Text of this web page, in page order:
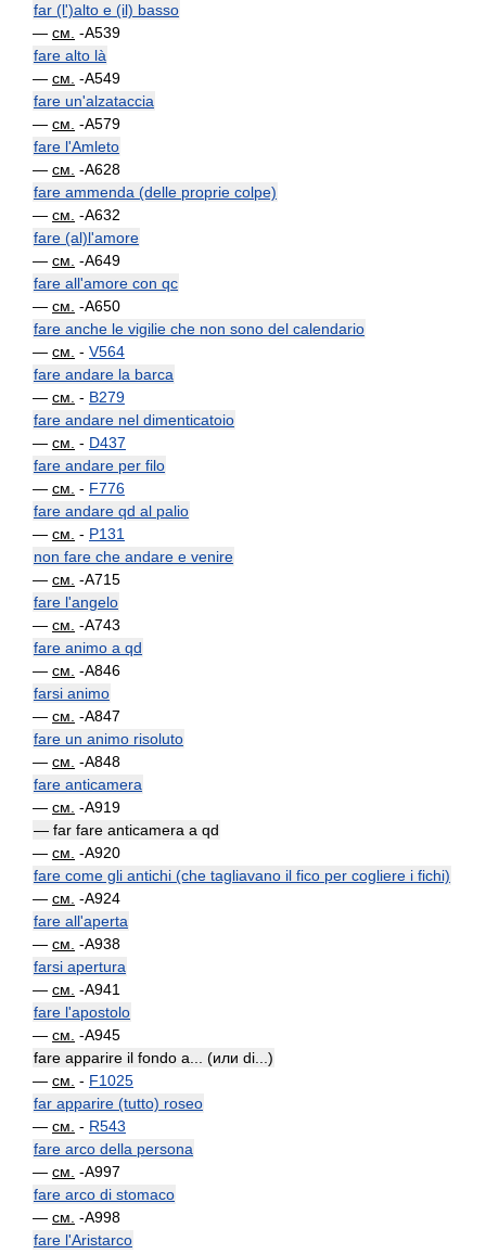
far (l')alto e (il) basso
— см. -A539
fare alto là
— см. -A549
fare un'alzataccia
— см. -A579
fare l'Amleto
— см. -A628
fare ammenda (delle proprie colpe)
— см. -A632
fare (al)l'amore
— см. -A649
fare all'amore con qc
— см. -A650
fare anche le vigilie che non sono del calendario
— см. - V564
fare andare la barca
— см. - B279
fare andare nel dimenticatoio
— см. - D437
fare andare per filo
— см. - F776
fare andare qd al palio
— см. - P131
non fare che andare e venire
— см. -A715
fare l'angelo
— см. -A743
fare animo a qd
— см. -A846
farsi animo
— см. -A847
fare un animo risoluto
— см. -A848
fare anticamera
— см. -A919
— far fare anticamera a qd
— см. -A920
fare come gli antichi (che tagliavano il fico per cogliere i fichi)
— см. -A924
fare all'aperta
— см. -A938
farsi apertura
— см. -A941
fare l'apostolo
— см. -A945
fare apparire il fondo a... (или di...)
— см. - F1025
far apparire (tutto) roseo
— см. - R543
fare arco della persona
— см. -A997
fare arco di stomaco
— см. -A998
fare l'Aristarco